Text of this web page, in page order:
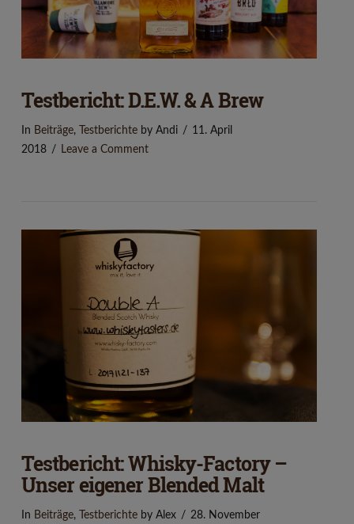
VIEW POST
Testbericht: D.E.W. & A Brew
In Beiträge, Testberichteby Andi
11. April
2018
Leave a Comment
Testbericht: Whisky-Factory –
Unser eigener Blended Malt
In Beiträge, Testberichteby Alex
28. November